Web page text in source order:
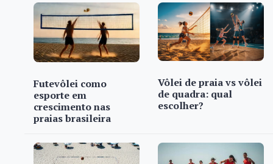
Futevôlei como
esporte em
crescimento nas
praias brasileira
Vôlei de praia vs vôlei
de quadra: qual
escolher?